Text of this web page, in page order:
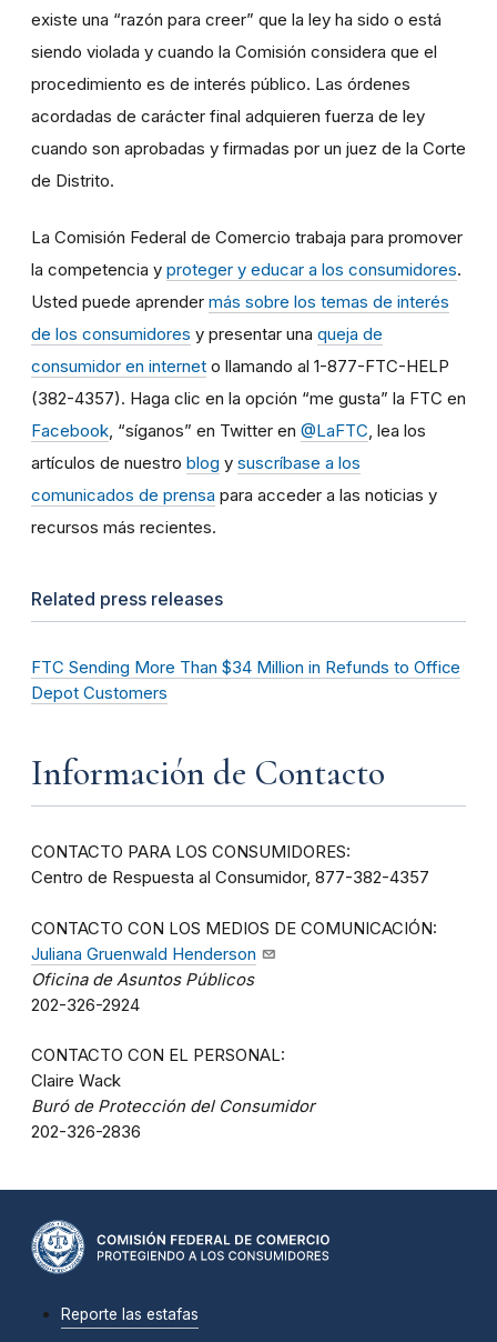
existe una “razón para creer” que la ley ha sido o está
siendo violada y cuando la Comisión considera que el
procedimiento es de interés público. Las órdenes
acordadas de carácter final adquieren fuerza de ley
cuando son aprobadas y firmadas por un juez de la Corte
de Distrito.
La Comisión Federal de Comercio trabaja para promover
la competencia y proteger y educar a los consumidores.
Usted puede aprender más sobre los temas de interés
de los consumidores y presentar una queja de
consumidor en internet o llamando al 1-877-FTC-HELP
(382-4357). Haga clic en la opción “me gusta” la FTC en
Facebook, “síganos” en Twitter en @LaFTC, lea los
artículos de nuestro blog y suscríbase a los
comunicados de prensa para acceder a las noticias y
recursos más recientes.
Related press releases
FTC Sending More Than $34 Million in Refunds to Office
Depot Customers
Información de Contacto
CONTACTO PARA LOS CONSUMIDORES:
Centro de Respuesta al Consumidor, 877-382-4357
CONTACTO CON LOS MEDIOS DE COMUNICACIÓN:
Juliana Gruenwald Henderson
Oficina de Asuntos Públicos
202-326-2924
CONTACTO CON EL PERSONAL:
Claire Wack
Buró de Protección del Consumidor
202-326-2836
Reporte las estafas